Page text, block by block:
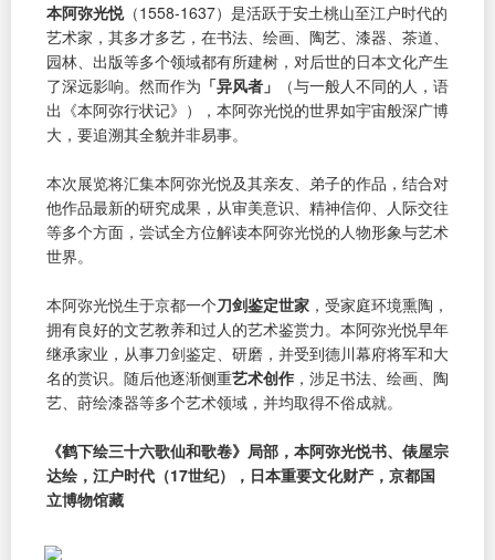
本阿弥光悦（1558-1637）是活跃于安土桃山至江户时代的
艺术家，其多才多艺，在书法、绘画、陶艺、漆器、茶道、
园林、出版等多个领域都有所建树，对后世的日本文化产生
了深远影响。然而作为 「异风者」
（与一般人不同的人，语
出《本阿弥行状记》），本阿弥光悦的世界如宇宙般深广博
大，要追溯其全貌并非易事。
本次展览将汇集本阿弥光悦及其亲友、弟子的作品，结合对
他作品最新的研究成果，从审美意识、精神信仰、人际交往
等多个方面，尝试全方位解读本阿弥光悦的人物形象与艺术
世界。
本阿弥光悦生于京都一个刀剑鉴定世家 ，受家庭环境熏陶，
拥有良好的文艺教养和过人的艺术鉴赏力。本阿弥光悦早年
继承家业，从事刀剑鉴定、研磨，并受到德川幕府将军和大
名的赏识。随后他逐渐侧重艺术创作 ，涉足书法、绘画、陶
艺、莳绘漆器等多个艺术领域，并均取得不俗成就。
《鹤下绘三十六歌仙和歌卷》局部，本阿弥光悦书、俵屋宗
达绘，江户时代（17世纪），日本重要文化财产，京都国
立博物馆藏